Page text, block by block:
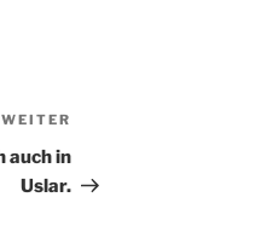
Beitrag
WEITER
auch in
Uslar.